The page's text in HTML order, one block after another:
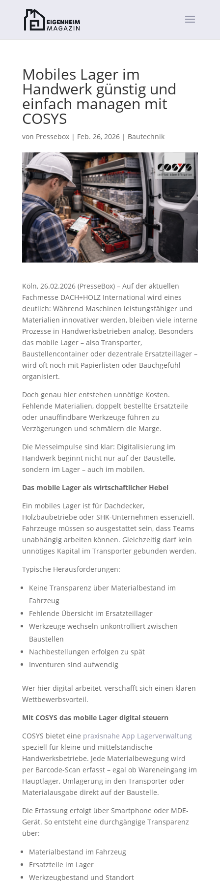
Mobiles Lager im
Handwerk günstig und
einfach managen mit
COSYS
von Pressebox| Feb. 26, 2026| Bautechnik
Köln, 26.02.2026 (PresseBox) – Auf der aktuellen
Fachmesse DACH+HOLZ International wird eines
deutlich: Während Maschinen leistungsfähiger und
Materialien innovativer werden, bleiben viele interne
Prozesse in Handwerksbetrieben analog. Besonders
das mobile Lager – also Transporter,
Baustellencontainer oder dezentrale Ersatzteillager –
wird oft noch mit Papierlisten oder Bauchgefühl
organisiert.
Doch genau hier entstehen unnötige Kosten.
Fehlende Materialien, doppelt bestellte Ersatzteile
oder unauffindbare Werkzeuge führen zu
Verzögerungen und schmälern die Marge.
Die Messeimpulse sind klar: Digitalisierung im
Handwerk beginnt nicht nur auf der Baustelle,
sondern im Lager – auch im mobilen.
Das mobile Lager als wirtschaftlicher Hebel
Ein mobiles Lager ist für Dachdecker,
Holzbaubetriebe oder SHK-Unternehmen essenziell.
Fahrzeuge müssen so ausgestattet sein, dass Teams
unabhängig arbeiten können. Gleichzeitig darf kein
unnötiges Kapital im Transporter gebunden werden.
Typische Herausforderungen:
Keine Transparenz über Materialbestand im
Fahrzeug
Fehlende Übersicht im Ersatzteillager
Werkzeuge wechseln unkontrolliert zwischen
Baustellen
Nachbestellungen erfolgen zu spät
Inventuren sind aufwendig
Wer hier digital arbeitet, verschafft sich einen klaren
Wettbewerbsvorteil.
Mit COSYS das mobile Lager digital steuern
COSYS bietet eine praxisnahe App Lagerverwaltung
speziell für kleine und mittelständische
Handwerksbetriebe. Jede Materialbewegung wird
per Barcode-Scan erfasst – egal ob Wareneingang im
Hauptlager, Umlagerung in den Transporter oder
Materialausgabe direkt auf der Baustelle.
Die Erfassung erfolgt über Smartphone oder MDE-
Gerät. So entsteht eine durchgängige Transparenz
über:
Materialbestand im Fahrzeug
Ersatzteile im Lager
Werkzeugbestand und Standort